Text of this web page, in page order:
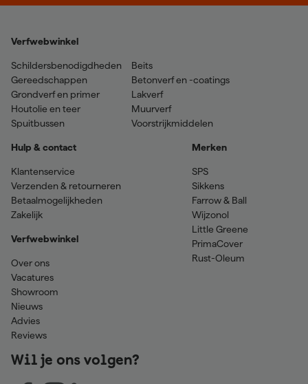
Verfwebwinkel
Schildersbenodigdheden
Gereedschappen
Grondverf en primer
Houtolie en teer
Spuitbussen
Beits
Betonverf en -coatings
Lakverf
Muurverf
Voorstrijkmiddelen
Hulp & contact
Klantenservice
Verzenden & retourneren
Betaalmogelijkheden
Zakelijk
Verfwebwinkel
Over ons
Vacatures
Showroom
Nieuws
Advies
Reviews
Merken
SPS
Sikkens
Farrow & Ball
Wijzonol
Little Greene
PrimaCover
Rust-Oleum
Wil je ons volgen?